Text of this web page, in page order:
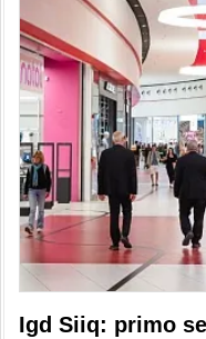
Igd Siiq: primo